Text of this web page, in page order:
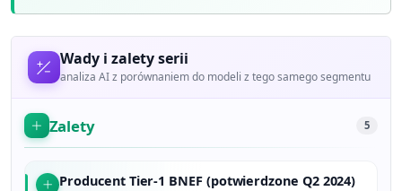
Wady i zalety serii
analiza AI z porównaniem do modeli z tego samego segmentu
Zalety 5
Producent Tier-1 BNEF (potwierdzone Q2 2024)